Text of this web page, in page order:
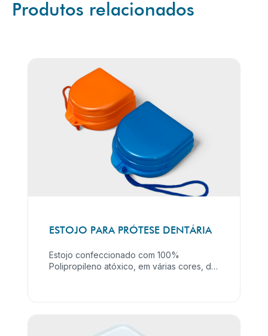
Produtos relacionados
ESTOJO PARA PRÓTESE DENTÁRIA
Estojo confeccionado com 100%
Polipropileno atóxico, em várias cores, de